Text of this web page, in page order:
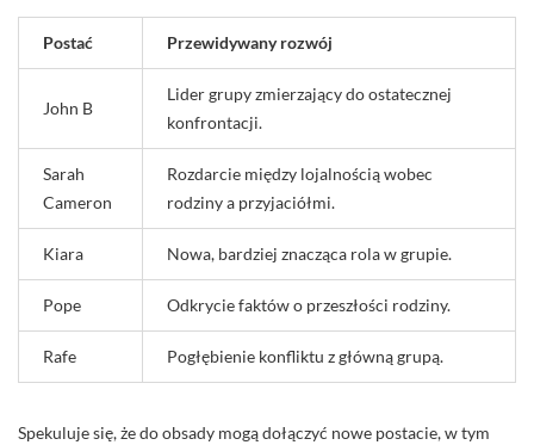
Postać Przewidywany rozwój
John B
Lider grupy zmierzający do ostatecznej
konfrontacji.
Sarah
Cameron
Rozdarcie między lojalnością wobec
rodziny a przyjaciółmi.
Kiara Nowa, bardziej znacząca rola w grupie.
Pope Odkrycie faktów o przeszłości rodziny.
Rafe Pogłębienie konfliktu z główną grupą.
Spekuluje się, że do obsady mogą dołączyć nowe postacie, w tym